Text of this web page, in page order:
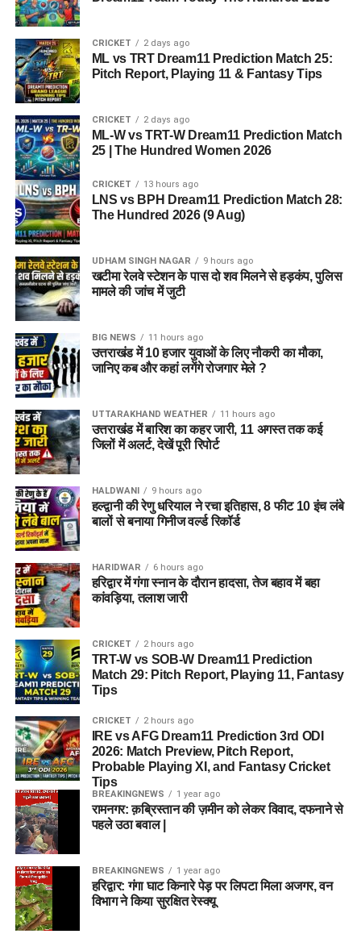
क्लर्क आदि) उम्मीदवार का 10वीं या 12वीं पास होना अनिवार्य है।
लिंग:इस योजना के तहत पुरुष और महिला दोनों उम्मीदवार आवेदन
करने के पात्र हैं।
चयन प्रक्रिया के चरण:
केंद्रीयकृत ऑनलाइन परीक्षा (CEE):
सबसे पहले उम्मीदवारों को
कंप्यूटर आधारित लिखित परीक्षा पास करनी होती है।
शारीरिक दक्षता परीक्षा (PET) और मापन (PMT):
परीक्षा उत्तीर्ण करने वालों को दौड़, बीम, और अन्य शारीरिक
परीक्षणों से गुजरना पड़ता है।
चिकित्सीय परीक्षण (Medical Test):
चिकित्सा जांच की जाती है, जिसके बाद मेरिट लिस्ट जारी होती
है।
4. अग्निवीर सैलरी और ‘सेवा निधि’ पैकेज
(Salary Structure & Seva Nidhi)
अग्निवीरों को 4 साल की सेवा के दौरान एक आकर्षक और कस्टमाइज्ड
मासिक पैकेज दिया जाता है, जो हर साल बढ़ता है। इसके साथ ही उन्हें
रिस्क और हार्डशिप अलाउंस भी मिलता है।
वर्ष
(Gross
Salary)
(70%)
प्रथम वर्ष
द्वितीय वर्ष
₹33,000
तृतीय वर्ष
₹36,500 ₹25,550
₹10,950
चतुर्थ वर्ष
सेवा निधि पैकेज (Seva Nidhi Package):
अग्निवीर के वेतन से जो 30% हिस्सा काटा जाता है, उतना ही योगदान
(Matching Contribution) भारत सरकार भी देती है।
समाप्त होने पर, संचित ब्याज सहित प्रत्येक अग्निवीर को लगभग₹11.71
लाख का एकमुश्त ‘सेवा निधि’ पैकेजदिया जाता है। सबसे महत्वपूर्ण बात यह
है कि यह पूरी राशि पूरी तरह से
5. जीवन सुरक्षा और अन्य वित्तीय लाभ
अग्निपथ योजना के तहत जवानों की सामाजिक और वित्तीय सुरक्षा का पूरा
ध्यान रखा गया है:
गैर-अंशदायी जीवन बीमा:
CRICKET 2 days ago
ML vs TRT Dream11 Prediction Match 25:
Pitch Report, Playing 11 & Fantasy Tips
CRICKET 2 days ago
ML-W vs TRT-W Dream11 Prediction Match
25 | The Hundred Women 2026
CRICKET 13 hours ago
LNS vs BPH Dream11 Prediction Match 28:
The Hundred 2026 (9 Aug)
UDHAM SINGH NAGAR 9 hours ago
खटीमा रेलवे स्टेशन के पास दो शव मिलने से हड़कंप, पुलिस
मामले की जांच में जुटी
BIG NEWS 11 hours ago
उत्तराखंड में 10 हजार युवाओं के लिए नौकरी का मौका,
जानिए कब और कहां लगेंगे रोजगार मेले ?
UTTARAKHAND WEATHER 11 hours ago
उत्तराखंड में बारिश का कहर जारी, 11 अगस्त तक कई
जिलों में अलर्ट, देखें पूरी रिपोर्ट
HALDWANI 9 hours ago
हल्द्वानी की रेणु धरियाल ने रचा इतिहास, 8 फीट 10 इंच लंबे
बालों से बनाया गिनीज वर्ल्ड रिकॉर्ड
HARIDWAR 6 hours ago
हरिद्वार में गंगा स्नान के दौरान हादसा, तेज बहाव में बहा
कांवड़िया, तलाश जारी
CRICKET 2 hours ago
TRT-W vs SOB-W Dream11 Prediction
Match 29: Pitch Report, Playing 11, Fantasy
Tips
CRICKET 2 hours ago
IRE vs AFG Dream11 Prediction 3rd ODI
2026: Match Preview, Pitch Report,
Probable Playing XI, and Fantasy Cricket
Tips
BREAKINGNEWS 1 year ago
रामनगर: क़ब्रिस्तान की ज़मीन को लेकर विवाद, दफनाने से
पहले उठा बवाल |
BREAKINGNEWS 1 year ago
हरिद्वार: गंगा घाट किनारे पेड़ पर लिपटा मिला अजगर, वन
विभाग ने किया सुरक्षित रेस्क्यू